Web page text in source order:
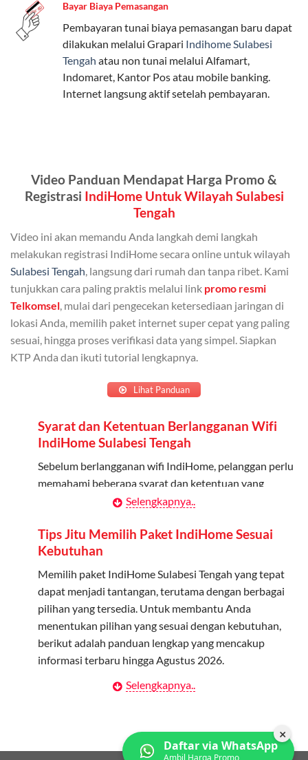
Paket Telkomsel One dengan Kuota Keluarga
Salah satu fitur unggulan Telkomsel One adalah Paket
Kuota Keluarga. Dengan kuota hingga 30 GB, Anda
bisa membagikan internet kepada anggota keluarga
atau teman tanpa perlu khawatir kehabisan kuota.
Admin (pelanggan utama) dan anggota yang terdaftar.
Bisa Dibagi Hingga 5 Anggota
Admin dapat mendaftarkan hingga 5 anggota
keluarga atau teman untuk menggunakan kuota ini.
Berlaku Nasional
Kuota keluarga bisa digunakan di seluruh Indonesia
untuk jaringan 2G, 3G, dan 4G.
Tidak Berlaku untuk Roaming
Daftarkan Anggota: Admin dapat mendaftarkan anggota
Bagikan Kuota: Setelah terdaftar, anggota bisa langsung
menggunakan kuota keluarga.
kuota melalui aplikasi MyTelkomsel.
Bayar Biaya Pemasangan
Pembayaran tunai biaya pemasangan baru dapat
dilakukan melalui Grapari Indihome Sulabesi
Tengah atau non tunai melalui Alfamart,
Indomaret, Kantor Pos atau mobile banking.
Internet langsung aktif setelah pembayaran.
Video Panduan Mendapat Harga Promo &
Registrasi IndiHome Untuk Wilayah Sulabesi
Tengah
Video ini akan memandu Anda langkah demi langkah
melakukan registrasi IndiHome secara online untuk wilayah
Sulabesi Tengah , langsung dari rumah dan tanpa ribet. Kami
tunjukkan cara paling praktis melalui link promo resmi
Telkomsel , mulai dari pengecekan ketersediaan jaringan di
lokasi Anda, memilih paket internet super cepat yang paling
sesuai, hingga proses verifikasi data yang simpel. Siapkan
KTP Anda dan ikuti tutorial lengkapnya.
Lihat Panduan
Syarat dan Ketentuan Berlangganan Wifi
IndiHome Sulabesi Tengah
Sebelum berlangganan wifi IndiHome, pelanggan perlu
memahami beberapa syarat dan ketentuan yang
Kontrak Berlangganan
Pelanggan harus menandatangani Kontrak
Berlangganan yang mencakup data pelanggan, jenis
layanan indihome Sulabesi Tengah yang dipilih, serta
syarat dan ketentuan yang berlaku. Kontrak ini dapat
diubah atau ditambah sesuai kebutuhan.
Biaya Pasang Baru (PSB)
perangkat CPE (Customer Premises Equipment)
dilakukan sebelum layanan wifi indiHome dapat
Selengkapnya..
Tips Jitu Memilih Paket IndiHome Sesuai
Kebutuhan
Memilih paket IndiHome Sulabesi Tengah yang tepat
dapat menjadi tantangan, terutama dengan berbagai
pilihan yang tersedia. Untuk membantu Anda
menentukan pilihan yang sesuai dengan kebutuhan,
berikut adalah panduan lengkap yang mencakup
informasi terbaru hingga Agustus 2026.
Menentukan Kebutuhan Kecepatan Internet
Sulabesi Tengah adalah memahami kebutuhan
kecepatan wifi IndiHome yang anda butuhkan. Berikut
Selengkapnya..
×
Daftar via WhatsApp
Ambil Harga Promo